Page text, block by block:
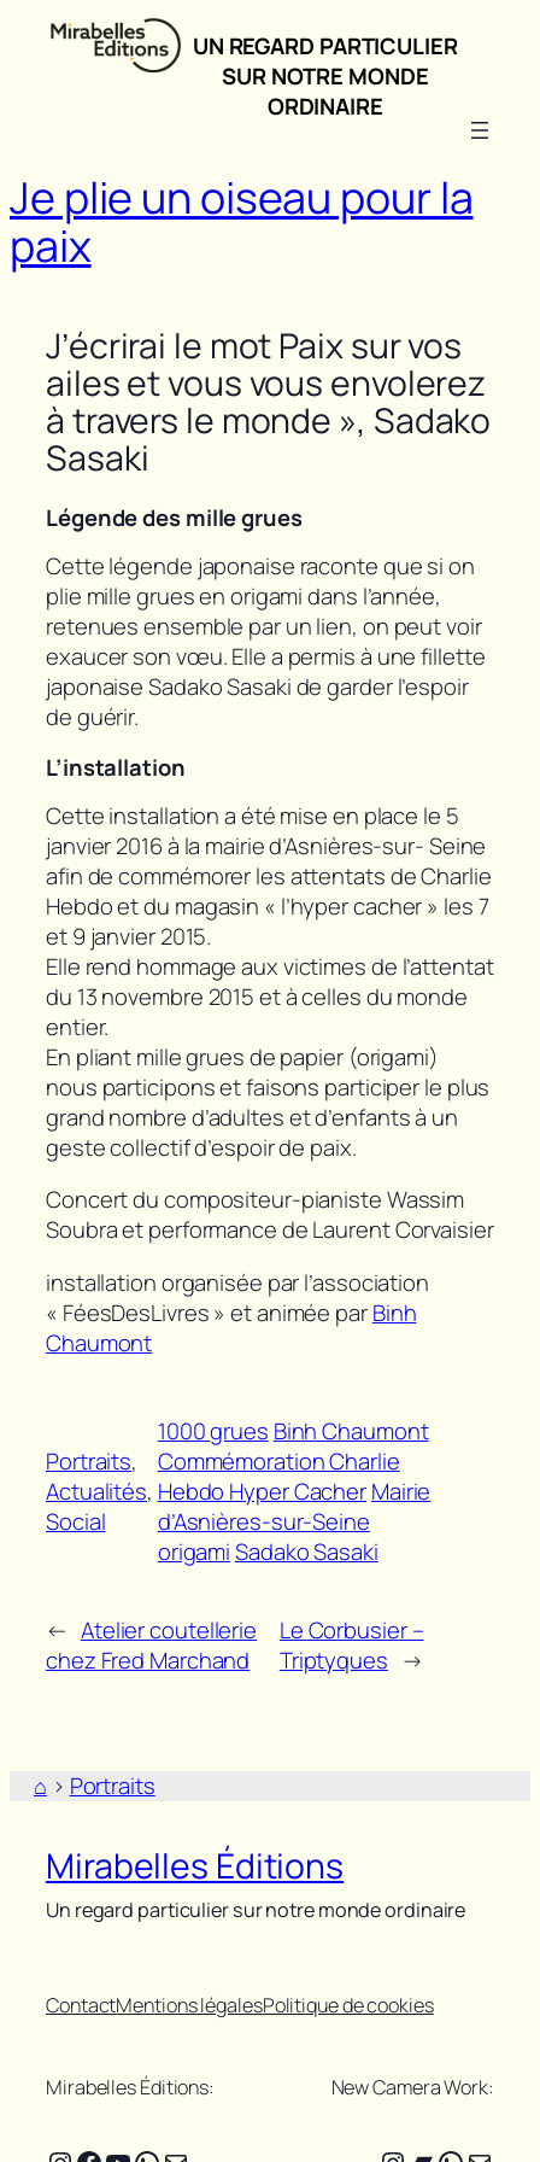
Aller
UN REGARD PARTICULIER
SUR NOTRE MONDE
ORDINAIRE
Je plie un oiseau pour la
paix
J’écrirai le mot Paix sur vos
ailes et vous vous envolerez
à travers le monde », Sadako
Sasaki
Légende des mille grues
Cette légende japonaise raconte que si on
plie mille grues en origami dans l’année,
retenues ensemble par un lien, on peut voir
exaucer son vœu. Elle a permis à une fillette
japonaise Sadako Sasaki de garder l’espoir
de guérir.
L’installation
Cette installation a été mise en place le 5
janvier 2016 à la mairie d’Asnières-sur- Seine
afin de commémorer les attentats de Charlie
Hebdo et du magasin « l’hyper cacher » les 7
et 9 janvier 2015.
Elle rend hommage aux victimes de l’attentat
du 13 novembre 2015 et à celles du monde
entier.
En pliant mille grues de papier (origami)
nous participons et faisons participer le plus
grand nombre d’adultes et d’enfants à un
geste collectif d’espoir de paix.
Concert du compositeur-pianiste Wassim
Soubra et performance de Laurent Corvaisier
installation organisée par l’association
« FéesDesLivres » et animée parBinh
Chaumont
Portraits
Actualités
Social
1000 grues Binh Chaumont
Commémoration Charlie
Hebdo Hyper CacherMairie
d’Asnières-sur-Seine
origamiSadako Sasaki
← Atelier coutellerie
chez Fred Marchand
Le Corbusier –
Triptyques →
⌂ > Portraits
Mirabelles Éditions
Un regard particulier sur notre monde ordinaire
ContactMentions légalesPolitique de cookies
Mirabelles Éditions: New Camera Work: